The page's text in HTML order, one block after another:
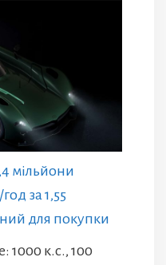
мільйони
за 1,55
для покупки
1000 к.с., 100